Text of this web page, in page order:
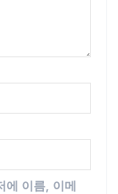
에 이름, 이메